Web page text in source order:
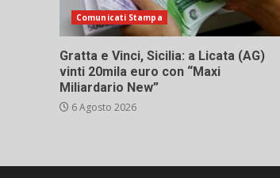
Comunicati Stampa
Gratta e Vinci, Sicilia: a Licata (AG)
vinti 20mila euro con “Maxi
Miliardario New”
6 Agosto 2026